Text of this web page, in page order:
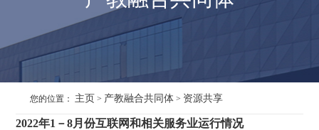
您的位置： 主页 > 产教融合共同体 > 资源共享
2022年1－8月份互联网和相关服务业运行情况